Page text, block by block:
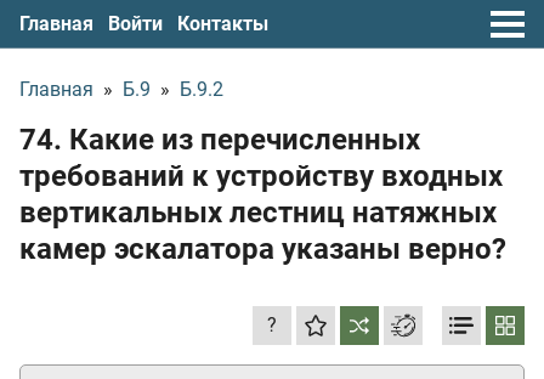
Главная Войти Контакты
Главная » Б.9 » Б.9.2
74. Какие из перечисленных
требований к устройству входных
вертикальных лестниц натяжных
камер эскалатора указаны верно?
?